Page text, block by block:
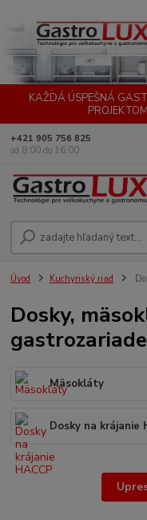
KAŽDÁ ÚSPEŠNÁ
+421 905 756 825
od 8:00 do 16:00
Úvod Kuchynský riad
Dosky,
Mäsokláty
Dosky na krájanie